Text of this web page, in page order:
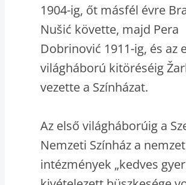
1904-ig, őt másfél évre
Nušić követte, majd Pera
Dobrinović 1911-ig, és az
világháború kitöréséig
vezette a Színházat.
Az első világháborúig a
Nemzeti Színház a
intézmények „kedves